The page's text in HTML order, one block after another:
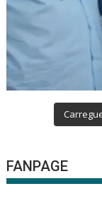
FANPAGE